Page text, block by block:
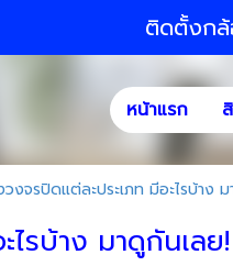
ติดตั้งก
หน้าแรก
จรปิดแต่ละประเภท มีอะไรบ้าง
รบ้าง มาดูกันเลย!